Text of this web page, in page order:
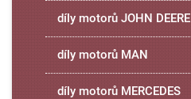
díly motorů JOHN DEERE
díly motorů MAN
díly motorů MERCEDES